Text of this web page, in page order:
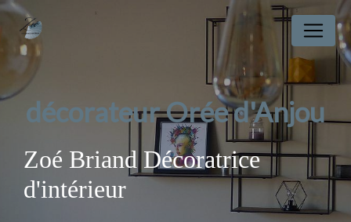
décorateur Orée d'Anjou
Zoé Briand Décoratrice
d'intérieur
Panneau de gestion des cookies